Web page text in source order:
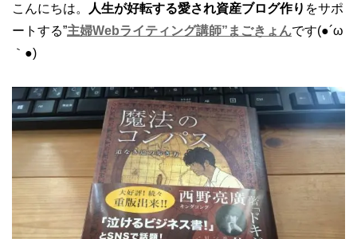
こんにちは。 人生が好転する愛され資産ブログ作り をサポ
ートする”主婦Webライティング講師”まごきょんです(●´ω
｀●)